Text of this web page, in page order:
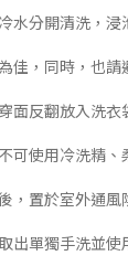
水分開清洗，浸
佳，同時，也
面反翻放入洗
可使用冷洗精
，置於室外通風
出單獨手洗並